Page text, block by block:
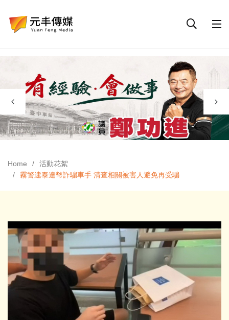
Home
活動花絮
霧警逮泰達幣詐騙車手 清查相關被害人避免再受騙